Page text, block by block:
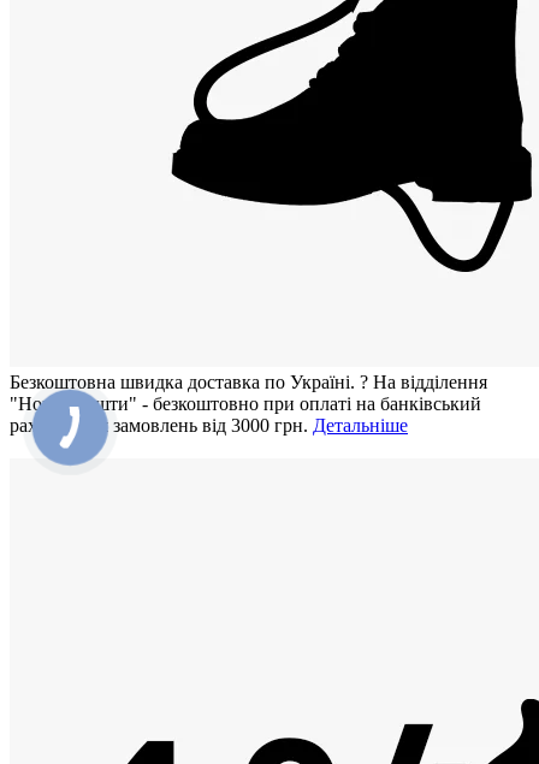
Безкоштовна швидка доставка по Україні. ? На відділення
"Нової Пошти" - безкоштовно при оплаті на банківський
рахунок для замовлень від 3000 грн. Детальніше